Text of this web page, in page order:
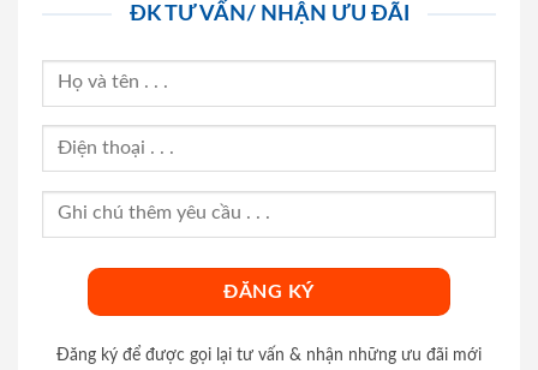
ĐK TƯ VẤN/ NHẬN ƯU ĐÃI
Đăng ký để được gọi lại tư vấn & nhận những ưu đãi mới